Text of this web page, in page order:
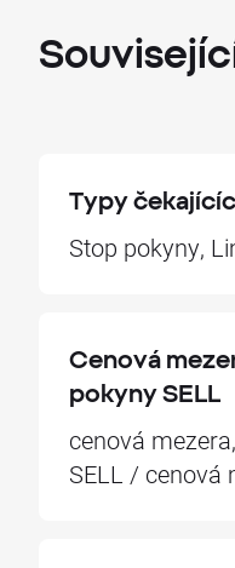
Typy
Stop pokyny,
Cenová
pokyny SELL
cenová
SELL / cenová